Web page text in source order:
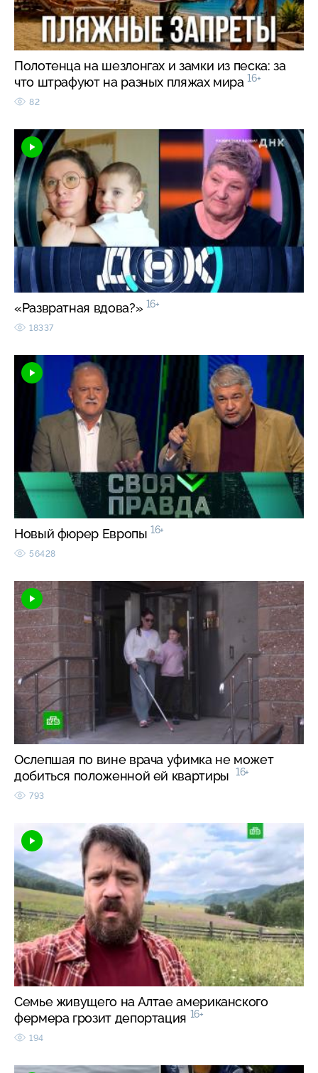
Полотенца на шезлонгах и замки из песка: за
что штрафуют на разных пляжах мира 16+
82
«Развратная вдова?» 16+
18337
Новый фюрер Европы 16+
56428
Ослепшая по вине врача уфимка не может
добиться положенной ей квартиры
16+
793
Семье живущего на Алтае американского
фермера грозит депортация 16+
194